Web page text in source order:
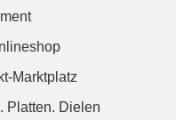
Marktplatz
Platten. Dielen